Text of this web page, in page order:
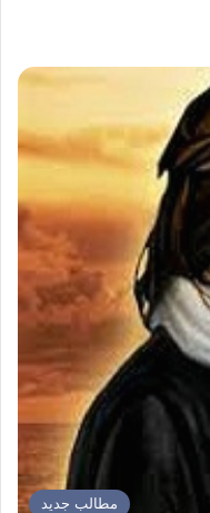
مطالب جدید